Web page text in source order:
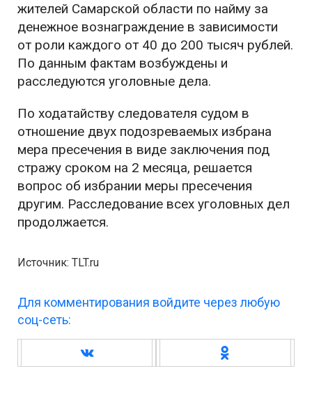
жителей Самарской области по найму за
денежное вознаграждение в зависимости
от роли каждого от 40 до 200 тысяч рублей.
По данным фактам возбуждены и
расследуются уголовные дела.
По ходатайству следователя судом в
отношение двух подозреваемых избрана
мера пресечения в виде заключения под
стражу сроком на 2 месяца, решается
вопрос об избрании меры пресечения
другим. Расследование всех уголовных дел
продолжается.
Источник: TLT.ru
Для комментирования войдите через любую
соц-сеть: